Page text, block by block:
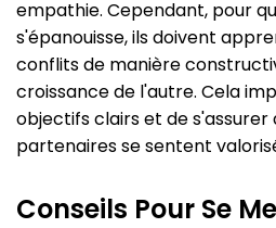
empathie. Cependant, pour
s'épanouisse, ils doivent
conflits de manière
croissance de l'autre. Cela
objectifs clairs et de s'assurer
partenaires se sentent
Conseils Pour Se